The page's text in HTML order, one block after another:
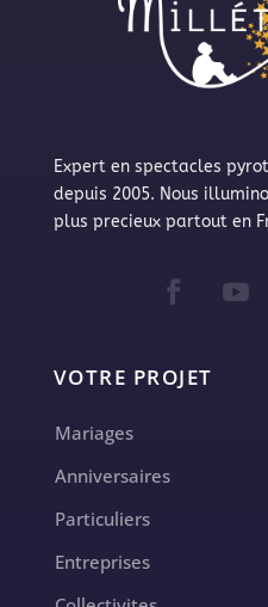
Expert en spectacles
depuis 2005. Nous
plus precieux partout en
VOTRE PROJET
Mariages
Anniversaires
Particuliers
Entreprises